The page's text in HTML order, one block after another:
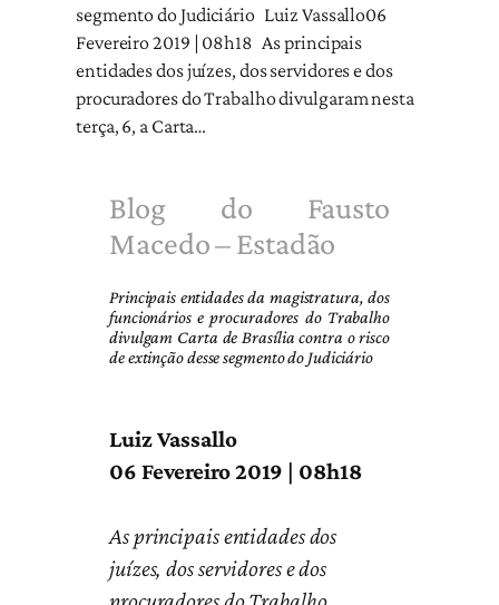
segmento do Judiciário Luiz Vassallo06
Fevereiro 2019 | 08h18 As principais
entidades dos juízes, dos servidores e dos
procuradores do Trabalho divulgaram nesta
terça, 6, a Carta…
Blog do Fausto
Macedo – Estadão
Principais entidades da magistratura, dos
funcionários e procuradores do Trabalho
divulgam Carta de Brasília contra o risco
de extinção desse segmento do Judiciário
Luiz Vassallo
06 Fevereiro 2019 | 08h18
As principais entidades dos
juízes, dos servidores e dos